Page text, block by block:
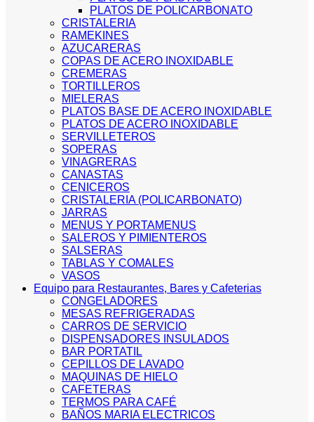
PLATOS DE POLICARBONATO
CRISTALERIA
RAMEKINES
AZUCARERAS
COPAS DE ACERO INOXIDABLE
CREMERAS
TORTILLEROS
MIELERAS
PLATOS BASE DE ACERO INOXIDABLE
PLATOS DE ACERO INOXIDABLE
SERVILLETEROS
SOPERAS
VINAGRERAS
CANASTAS
CENICEROS
CRISTALERIA (POLICARBONATO)
JARRAS
MENUS Y PORTAMENUS
SALEROS Y PIMIENTEROS
SALSERAS
TABLAS Y COMALES
VASOS
Equipo para Restaurantes, Bares y Cafeterias
CONGELADORES
MESAS REFRIGERADAS
CARROS DE SERVICIO
DISPENSADORES INSULADOS
BAR PORTATIL
CEPILLOS DE LAVADO
MAQUINAS DE HIELO
CAFETERAS
TERMOS PARA CAFÉ
BAÑOS MARIA ELECTRICOS